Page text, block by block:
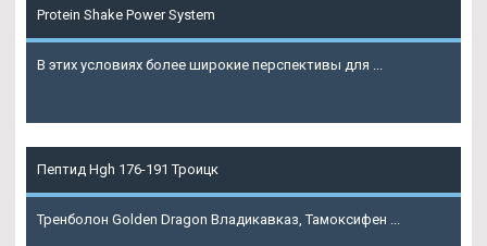
Protein Shake Power System
В этих условиях более широкие перспективы для ...
Пептид Hgh 176-191 Троицк
Тренболон Golden Dragon Владикавказ, Тамоксифен ...